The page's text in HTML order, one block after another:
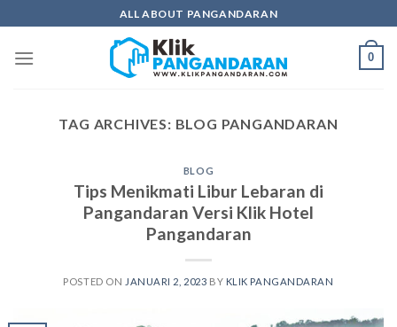
to
content
ALL ABOUT PANGANDARAN
0
TAG ARCHIVES: BLOG PANGANDARAN
BLOG
Tips Menikmati Libur Lebaran di
Pangandaran Versi Klik Hotel
Pangandaran
POSTED ON JANUARI 2, 2023 BY KLIK PANGANDARAN